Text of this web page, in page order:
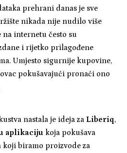
prehrani danas je sve
nikada nije nudilo više
internetu često su
i rijetko prilagođene
Umjesto sigurnije kupovine,
pokušavajući pronaći ono
nastala je ideja za Liberiq,
aplikaciju koja pokušava
biramo proizvode za